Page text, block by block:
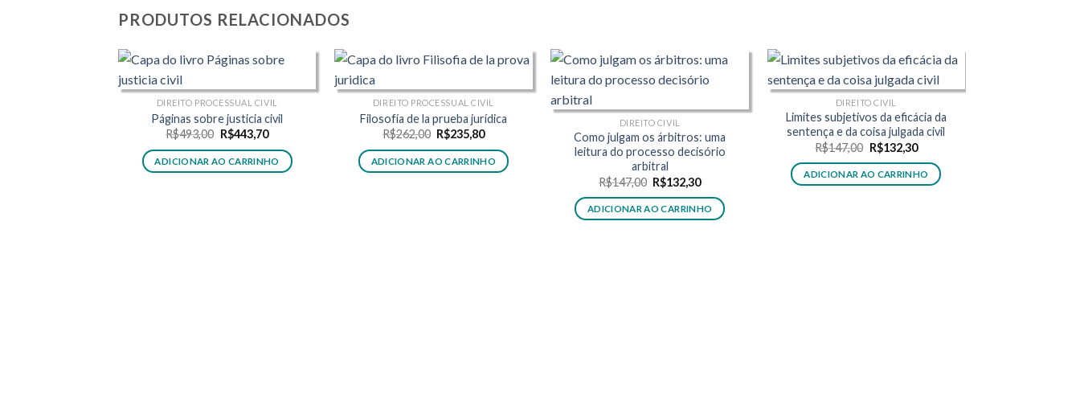
PRODUTOS RELACIONADOS
DIREITO PROCESSUAL CIVIL
Páginas sobre justicia civil
R$493,00 O
preço
original
era:
R$443,70O
atual
é:
ADICIONAR AO CARRINHO
DIREITO PROCESSUAL CIVIL
Filosofía de la prueba jurídica
R$262,00 O
preço
original
era:
R$235,80O
atual
é:
ADICIONAR AO CARRINHO
DIREITO CIVIL
Como julgam os árbitros: uma
leitura do processo decisório
arbitral
R$147,00 O
preço
original
era:
R$132,30O
atual
é:
ADICIONAR AO CARRINHO
DIREITO CIVIL
Limites subjetivos da eficácia da
sentença e da coisa julgada civil
R$147,00 O
preço
original
era:
R$132,30O
atual
é:
ADICIONAR AO CARRINHO